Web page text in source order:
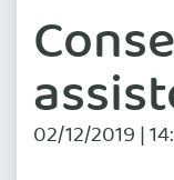
02/12/2019 |